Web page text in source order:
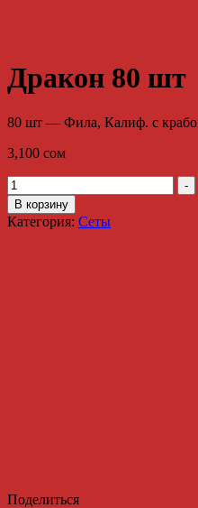
Дракон 80 шт
80 шт — Фила, Калиф. с
3,100 сом
Количество
Дракон
80
шт
-
В корзину
Категория: Сеты
Поделиться